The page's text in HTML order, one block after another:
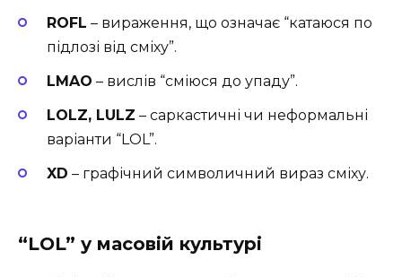
ROFL – вираження, що означає “катаюся по
підлозі від сміху”.
LMAO – вислів “сміюся до упаду”.
LOLZ, LULZ – саркастичні чи неформальні
варіанти “LOL”.
XD – графічний символичний вираз сміху.
“LOL” у масовій культурі